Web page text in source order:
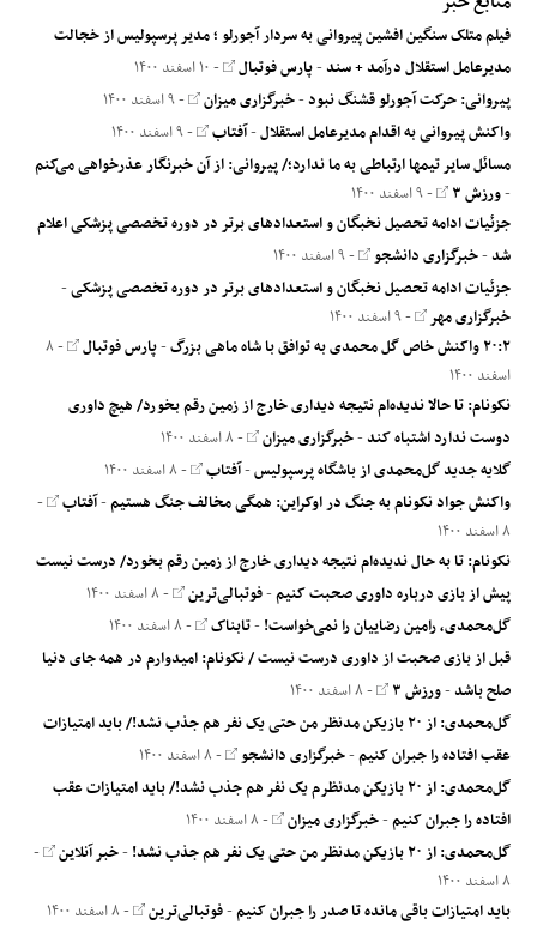
فیلم متلک سنگین افشین پیروانی به سردار آجورلو ؛ مدیر پرسپولیس از خجالت
مدیرعامل استقلال درآمد + سند-پارس فوتبال - ۱۰ اسفند ۱۴۰۰
پیروانی: حرکت آجورلو قشنگ نبود-خبرگزاری میزان - ۹ اسفند ۱۴۰۰
واکنش پیروانی به اقدام مدیرعامل استقلال-آفتاب - ۹ اسفند ۱۴۰۰
مسائل سایر تیمها ارتباطی به ما ندارد؛/ پیروانی: از آن خبرنگار عذرخواهی می‌کنم
-ورزش ۳
- ۹ اسفند ۱۴۰۰
جزئیات ادامه تحصیل نخبگان و استعداد‌های برتر در دوره تخصصی پزشکی اعلام
شد-خبرگزاری دانشجو - ۹ اسفند ۱۴۰۰
جزئیات ادامه تحصیل نخبگان و استعدادهای برتر در دوره تخصصی پزشکی-
خبرگزاری مهر - ۹ اسفند ۱۴۰۰
۲۰:۲ واکنش خاص گل محمدی به توافق با شاه ماهی بزرگ
-پارس فوتبال
- ۸
اسفند ۱۴۰۰
نکونام: تا حالا ندیده‌ام نتیجه دیداری خارج از زمین رقم بخورد/ هیچ داوری
دوست ندارد اشتباه کند-خبرگزاری میزان - ۸ اسفند ۱۴۰۰
گلایه جدید گل‌محمدی از باشگاه پرسپولیس-آفتاب - ۸ اسفند ۱۴۰۰
واکنش جواد نکونام به جنگ در اوکراین: همگی مخالف جنگ هستیم-آفتاب -
۸ اسفند ۱۴۰۰
نکونام: تا به حال ندیده‌ام نتیجه دیداری خارج از زمین رقم بخورد/ درست نیست
پیش از بازی درباره داوری صحبت کنیم-فوتبالی‌ترین - ۸ اسفند ۱۴۰۰
گل‌محمدی، رامین رضاییان را نمی‌خواست!-تابناک - ۸ اسفند ۱۴۰۰
قبل از بازی صحبت از داوری درست نیست / نکونام: امیدوارم در همه جای دنیا
صلح باشد-ورزش ۳
- ۸ اسفند ۱۴۰۰
گل‌محمدی: از ۲۰ بازیکن مدنظر من حتی یک نفر هم جذب نشد!/ باید امتیازات
عقب افتاده را جبران کنیم-خبرگزاری دانشجو - ۸ اسفند ۱۴۰۰
گل‌محمدی: از ۲۰ بازیکن مدنظرم یک نفر هم جذب نشد!/ باید امتیازات عقب
افتاده را جبران کنیم-خبرگزاری میزان - ۸ اسفند ۱۴۰۰
گل‌محمدی: از ۲۰ بازیکن مدنظر من حتی یک نفر هم جذب نشد!
-خبر آنلاین -
۸ اسفند ۱۴۰۰
باید امتیازات باقی مانده تا صدر را جبران کنیم-فوتبالی‌ترین - ۸ اسفند ۱۴۰۰